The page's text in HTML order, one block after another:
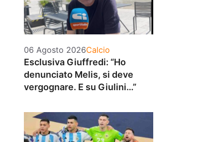
06 Agosto 2026Categorie
Calcio
Esclusiva Giuffredi: “Ho
denunciato Melis, si deve
vergognare. E su Giulini…”